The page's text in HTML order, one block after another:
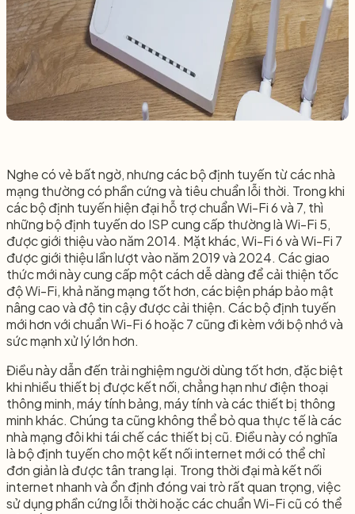
Nghe có vẻ bất ngờ, nhưng các bộ định tuyến từ các nhà
mạng thường có phần cứng và tiêu chuẩn lỗi thời. Trong khi
các bộ định tuyến hiện đại hỗ trợ chuẩn Wi-Fi 6 và 7, thì
những bộ định tuyến do ISP cung cấp thường là Wi-Fi 5,
được giới thiệu vào năm 2014. Mặt khác, Wi-Fi 6 và Wi-Fi 7
được giới thiệu lần lượt vào năm 2019 và 2024. Các giao
thức mới này cung cấp một cách dễ dàng để cải thiện tốc
độ Wi-Fi, khả năng mạng tốt hơn, các biện pháp bảo mật
nâng cao và độ tin cậy được cải thiện. Các bộ định tuyến
mới hơn với chuẩn Wi-Fi 6 hoặc 7 cũng đi kèm với bộ nhớ và
sức mạnh xử lý lớn hơn.
Điều này dẫn đến trải nghiệm người dùng tốt hơn, đặc biệt
khi nhiều thiết bị được kết nối, chẳng hạn như điện thoại
thông minh, máy tính bảng, máy tính và các thiết bị thông
minh khác. Chúng ta cũng không thể bỏ qua thực tế là các
nhà mạng đôi khi tái chế các thiết bị cũ. Điều này có nghĩa
là bộ định tuyến cho một kết nối internet mới có thể chỉ
đơn giản là được tân trang lại. Trong thời đại mà kết nối
internet nhanh và ổn định đóng vai trò rất quan trọng, việc
sử dụng phần cứng lỗi thời hoặc các chuẩn Wi-Fi cũ có thể